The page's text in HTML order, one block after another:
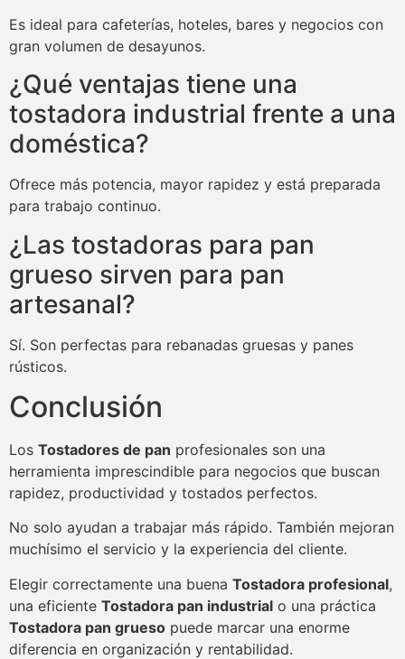
Es ideal para cafeterías, hoteles, bares y negocios con
gran volumen de desayunos.
¿Qué ventajas tiene una
tostadora industrial frente a una
doméstica?
Ofrece más potencia, mayor rapidez y está preparada
para trabajo continuo.
¿Las tostadoras para pan
grueso sirven para pan
artesanal?
Sí. Son perfectas para rebanadas gruesas y panes
rústicos.
Conclusión
Los Tostadores de pan profesionales son una
herramienta imprescindible para negocios que buscan
rapidez, productividad y tostados perfectos.
No solo ayudan a trabajar más rápido. También mejoran
muchísimo el servicio y la experiencia del cliente.
Elegir correctamente una buena Tostadora profesional,
una eficiente Tostadora pan industrial o una práctica
Tostadora pan grueso puede marcar una enorme
diferencia en organización y rentabilidad.